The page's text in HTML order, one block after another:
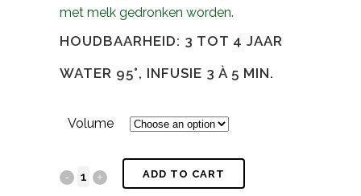
met melk gedronken worden.
HOUDBAARHEID: 3 TOT 4 JAAR
WATER 95°, INFUSIE 3 À 5 MIN.
Volume
ADD TO CART